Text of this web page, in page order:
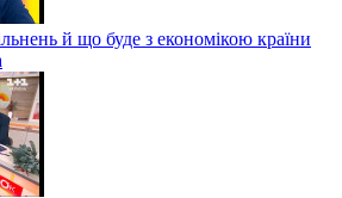
й що буде з економікою країни